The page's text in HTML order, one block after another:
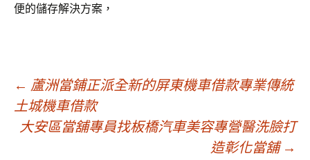
便的儲存解決方案，
文
章
← 蘆洲當鋪正派全新的屏東機車借款專業傳統
土城機車借款
大安區當舖專員找板橋汽車美容專營醫洗臉打
造彰化當舖 →